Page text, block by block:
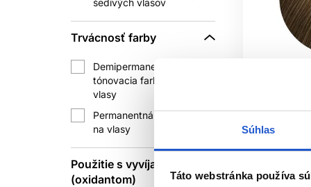
Súhlas
Táto webstránka používa
návodu konkrétneho výrobku, aj
Noste rukavice, zabezpečte vetranie
opuchu, vyrážke alebo ťažkostiach
Po skončení času pôsobenia farbu
systém vyžaduje. Následná
Farbu chráňte pred nadmerným
šedivých vlasov
Trvácnosť farby
Demipermanentná
tónovacia farba na
vlasy
Permanentná farba
na vlasy
Použitie s vyvíjačom
(oxidantom)
Oficiálna
amoniaku